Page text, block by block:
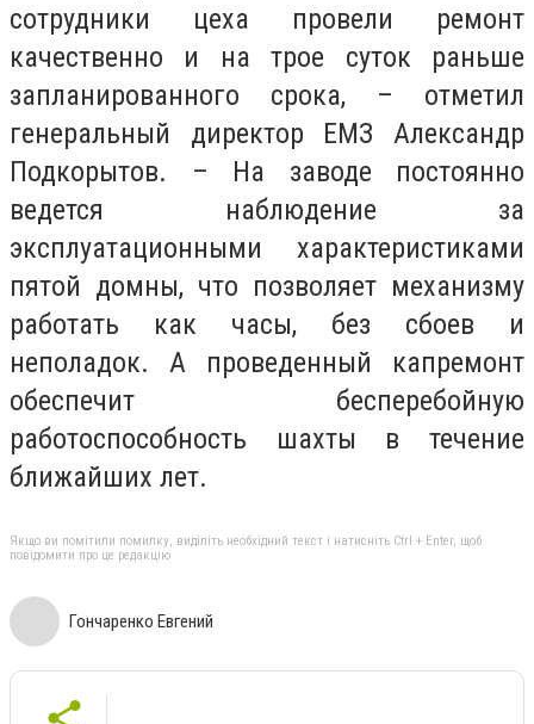
сотрудники цеха провели ремонт
качественно и на трое суток раньше
запланированного срока, – отметил
генеральный директор ЕМЗ Александр
Подкорытов. – На заводе постоянно
ведется наблюдение за
эксплуатационными характеристиками
пятой домны, что позволяет механизму
работать как часы, без сбоев и
неполадок. А проведенный капремонт
обеспечит бесперебойную
работоспособность шахты в течение
ближайших лет.
Якщо ви помітили помилку, виділіть необхідний текст і натисніть Ctrl + Enter, щоб
повідомити про це редакцію
Гончаренко Евгений